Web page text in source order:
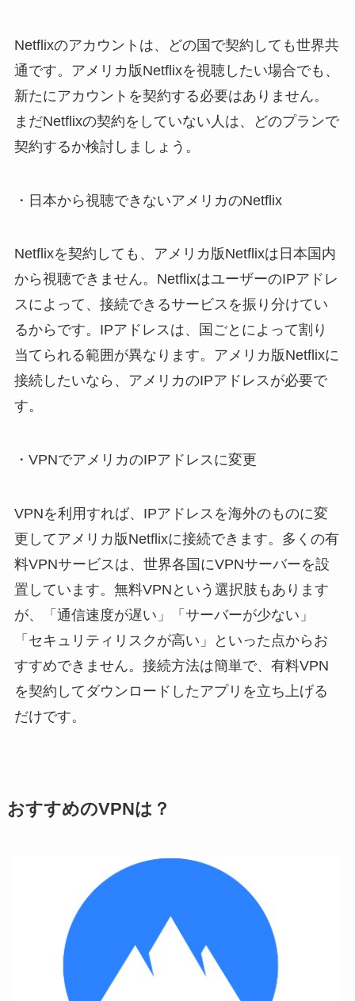
Netflixのアカウントは、どの国で契約しても世界共
通です。アメリカ版Netflixを視聴したい場合でも、
新たにアカウントを契約する必要はありません。
まだNetflixの契約をしていない人は、どのプランで
契約するか検討しましょう。
・日本から視聴できないアメリカのNetflix
Netflixを契約しても、アメリカ版Netflixは日本国内
から視聴できません。NetflixはユーザーのIPアドレ
スによって、接続できるサービスを振り分けてい
るからです。IPアドレスは、国ごとによって割り
当てられる範囲が異なります。アメリカ版Netflixに
接続したいなら、アメリカのIPアドレスが必要で
す。
・VPNでアメリカのIPアドレスに変更
VPNを利用すれば、IPアドレスを海外のものに変
更してアメリカ版Netflixに接続できます。多くの有
料VPNサービスは、世界各国にVPNサーバーを設
置しています。無料VPNという選択肢もあります
が、「通信速度が遅い」「サーバーが少ない」
「セキュリティリスクが高い」といった点からお
すすめできません。接続方法は簡単で、有料VPN
を契約してダウンロードしたアプリを立ち上げる
だけです。
おすすめのVPNは？